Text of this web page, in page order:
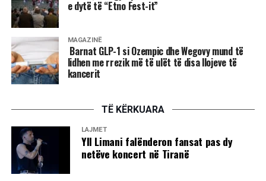
e dytë të “Etno Fest-it”
MAGAZINË
Barnat GLP-1 si Ozempic dhe Wegovy mund të
lidhen me rrezik më të ulët të disa llojeve të
kancerit
TË KËRKUARA
LAJMET
Yll Limani falënderon fansat pas dy
netëve koncert në Tiranë